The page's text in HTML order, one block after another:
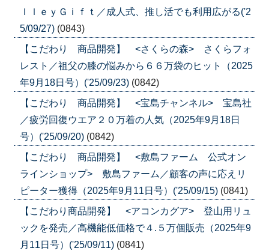
ｌｌｅｙＧｉｆｔ／成人式、推し活でも利用広がる('2
5/09/27) (0843)
【こだわり 商品開発】 <さくらの森> さくらフォ
レスト／祖父の膝の悩みから６６万袋のヒット（2025
年9月18日号）('25/09/23) (0842)
【こだわり 商品開発】 <宝島チャンネル> 宝島社
／疲労回復ウエア２０万着の人気（2025年9月18日
号）('25/09/20) (0842)
【こだわり 商品開発】 <敷島ファーム 公式オン
ラインショップ> 敷島ファーム／顧客の声に応えリ
ピーター獲得（2025年9月11日号）('25/09/15) (0841)
【こだわり商品開発】 <アコンカグア> 登山用リュ
ックを発売／高機能低価格で４.５万個販売（2025年9
月11日号）('25/09/11) (0841)